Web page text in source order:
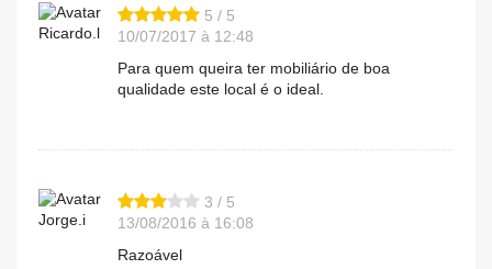
Ricardo.l
5 / 5
10/07/2017 à 12:48
Para quem queira ter mobiliário de boa
qualidade este local é o ideal.
Jorge.i
3 / 5
13/08/2016 à 16:08
Razoável